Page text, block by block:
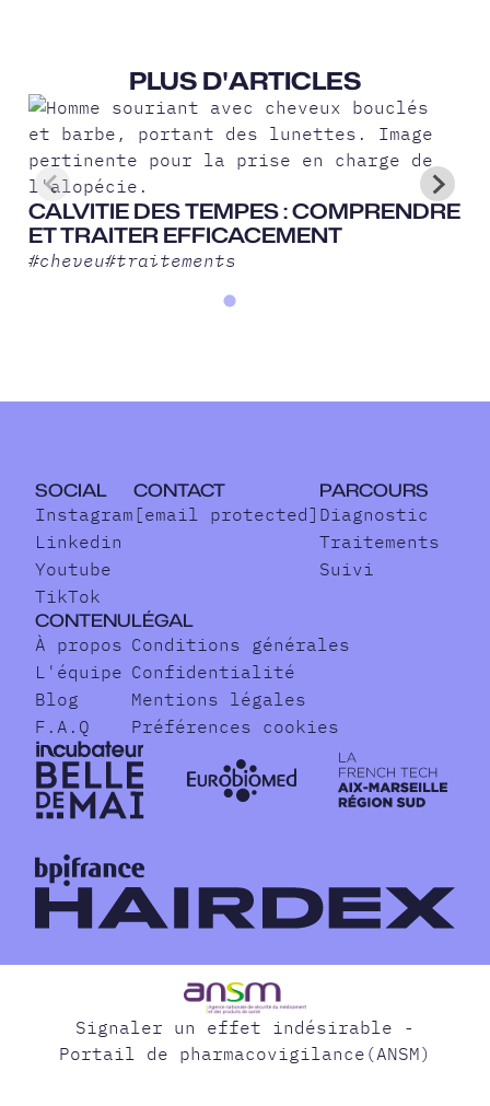
PLUS D'ARTICLES
CALVITIE DES TEMPES : COMPRENDRE
ET TRAITER EFFICACEMENT
#cheveu#traitements
SOCIAL
Instagram
Linkedin
Youtube
TikTok
CONTACT
[email protected]
PARCOURS
Diagnostic
Traitements
Suivi
CONTENU
À propos
L'équipe
Blog
F.A.Q
LÉGAL
Conditions générales
Confidentialité
Mentions légales
Préférences cookies
Signaler un effet indésirable -
Portail de pharmacovigilance(ANSM)